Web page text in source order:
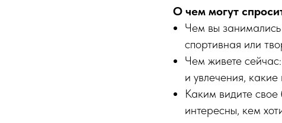
О чем могут
Чем вы
спортивная или
Чем живете
и увлечения,
Каким видите
интересны, кем